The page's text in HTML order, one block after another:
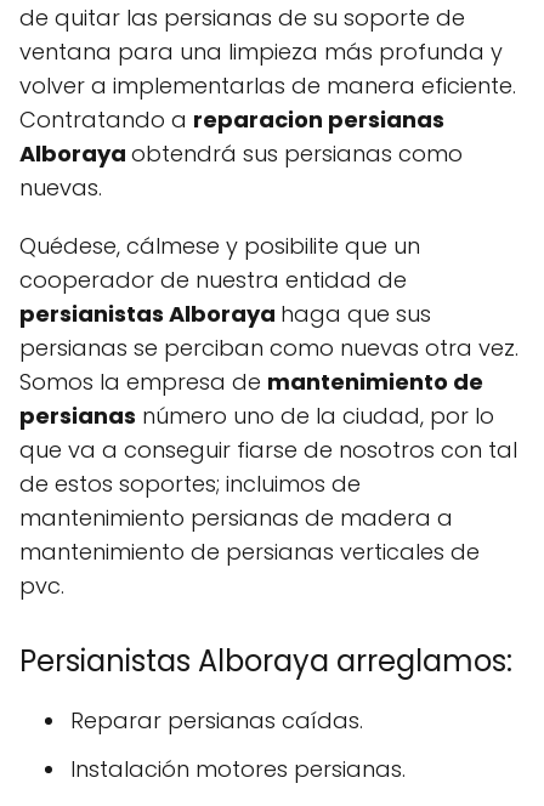
de quitar las persianas de su soporte de
ventana para una limpieza más profunda y
volver a implementarlas de manera eficiente.
Contratando a reparacion persianas
Alboraya obtendrá sus persianas como
nuevas.
Quédese, cálmese y posibilite que un
cooperador de nuestra entidad de
persianistas Alboraya haga que sus
persianas se perciban como nuevas otra vez.
Somos la empresa de mantenimiento de
persianas número uno de la ciudad, por lo
que va a conseguir fiarse de nosotros con tal
de estos soportes; incluimos de
mantenimiento persianas de madera a
mantenimiento de persianas verticales de
pvc.
Persianistas Alboraya arreglamos:
Reparar persianas caídas.
Instalación motores persianas.